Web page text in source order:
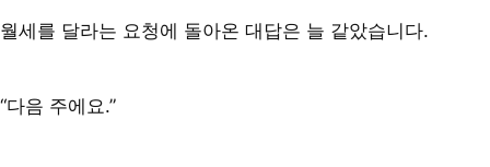
월세를 달라는 요청에 돌아온 대답은 늘 같았습니다.
“다음 주에요.”